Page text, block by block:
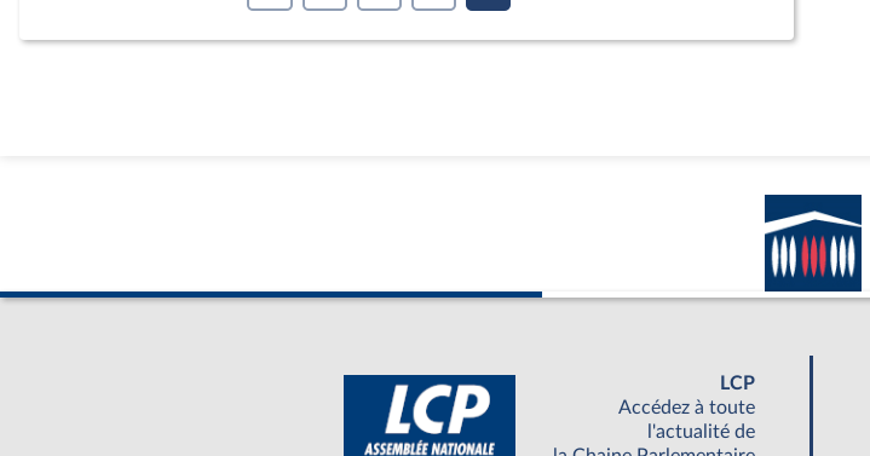
LCP
Accédez à toute
l'actualité de